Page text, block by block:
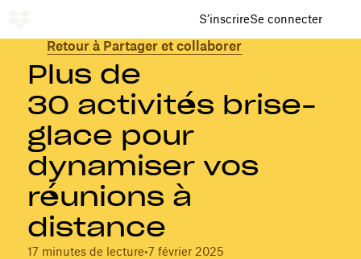
S’inscrireSe connecter
Retour à Partager et collaborer
Plus de
30 activités brise-
glace pour
dynamiser vos
réunions à
distance
17 minutes de lecture•7 février 2025